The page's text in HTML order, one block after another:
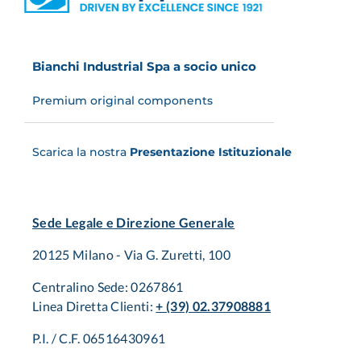
Bianchi Industrial Spa a socio unico
Premium original components
Scarica la nostra Presentazione Istituzionale
Sede Legale e Direzione Generale
20125 Milano - Via G. Zuretti, 100
Centralino Sede: 0267861
Linea Diretta Clienti:+ (39) 02.37908881
P.I. / C.F. 06516430961